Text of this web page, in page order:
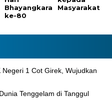
Bhayangkara
ke-80
Masyarakat
1 Cot Girek, Wujudkan
Tenggelam di Tanggul